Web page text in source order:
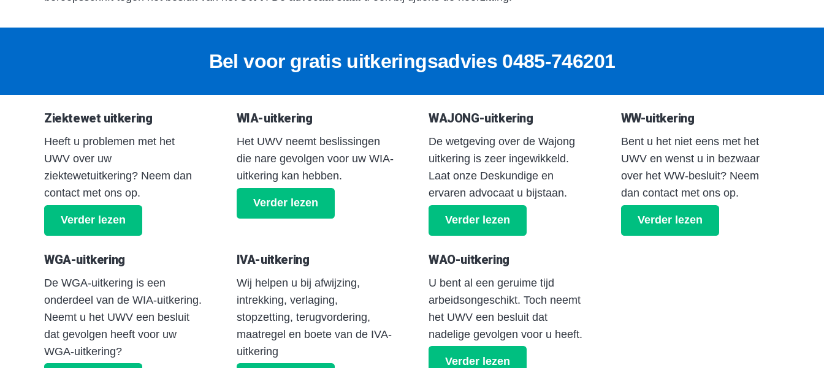
Bel voor gratis uitkeringsadvies 0485-746201
Ziektewet uitkering
Heeft u problemen met het
UWV over uw
ziektewetuitkering? Neem dan
contact met ons op.
Verder lezen
WIA-uitkering
Het UWV neemt beslissingen
die nare gevolgen voor uw WIA-
uitkering kan hebben.
Verder lezen
WAJONG-uitkering
De wetgeving over de Wajong
uitkering is zeer ingewikkeld.
Laat onze Deskundige en
ervaren advocaat u bijstaan.
Verder lezen
WW-uitkering
Bent u het niet eens met het
UWV en wenst u in bezwaar
over het WW-besluit? Neem
dan contact met ons op.
Verder lezen
WGA-uitkering
De WGA-uitkering is een
onderdeel van de WIA-uitkering.
Neemt u het UWV een besluit
dat gevolgen heeft voor uw
WGA-uitkering?
IVA-uitkering
Wij helpen u bij afwijzing,
intrekking, verlaging,
stopzetting, terugvordering,
maatregel en boete van de IVA-
uitkering
WAO-uitkering
U bent al een geruime tijd
arbeidsongeschikt. Toch neemt
het UWV een besluit dat
nadelige gevolgen voor u heeft.
Verder lezen